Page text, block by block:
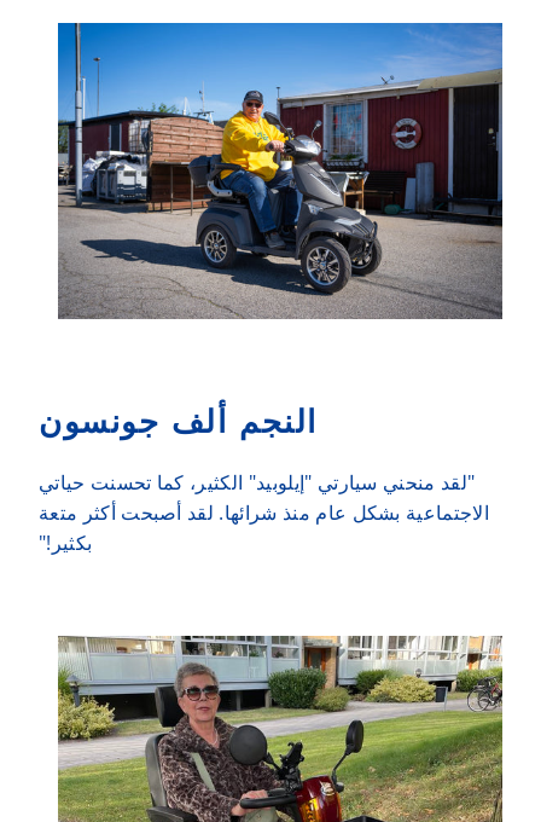
النجم ألف جونسون
"لقد منحني سيارتي "إيلوبيد" الكثير، كما تحسنت حياتي
الاجتماعية بشكل عام منذ شرائها. لقد أصبحت أكثر متعة
بكثير!"